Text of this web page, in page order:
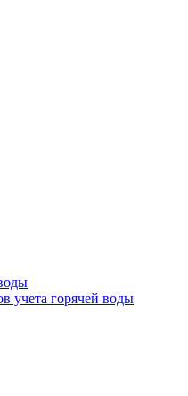
учета горячей воды